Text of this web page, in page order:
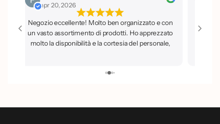
apr 20, 2026
Negozio eccellente! Molto ben organizzato e con
un vasto assortimento di prodotti. Ho apprezzato
molto la disponibilità e la cortesia del personale,